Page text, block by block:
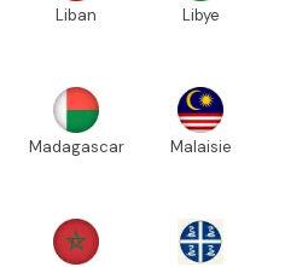
Liban Libye
Madagascar Malaisie